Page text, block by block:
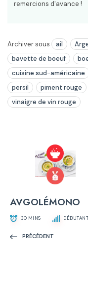
remercions d'avance !
Archiver sous ail
bavette de boeuf
cuisine sud-américaine
persil
piment rouge
vinaigre de vin rouge
AVGOLÉMONO
30 MINS DÉBUTANT
PRÉCÉDENT